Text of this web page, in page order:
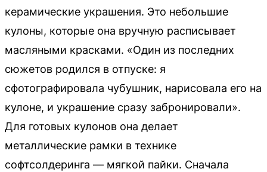
керамические украшения. Это небольшие
кулоны, которые она вручную расписывает
масляными красками. «Один из последних
сюжетов родился в отпуске: я
сфотографировала чубушник, нарисовала его на
кулоне, и украшение сразу забронировали».
Для готовых кулонов она делает
металлические рамки в технике
софтсолдеринга — мягкой пайки. Сначала